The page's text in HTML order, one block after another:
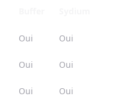
Oui Oui
Oui Oui
Oui Oui